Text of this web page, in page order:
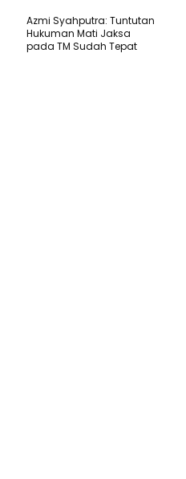
Azmi Syahputra: Tuntutan
Hukuman Mati Jaksa
pada TM Sudah Tepat